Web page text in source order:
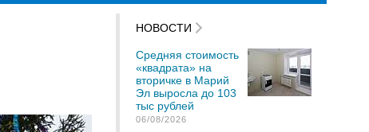
НОВОСТИ
Средняя стоимость
«квадрата» на
вторичке в Марий
Эл выросла до 103
тыс рублей
06/08/2026